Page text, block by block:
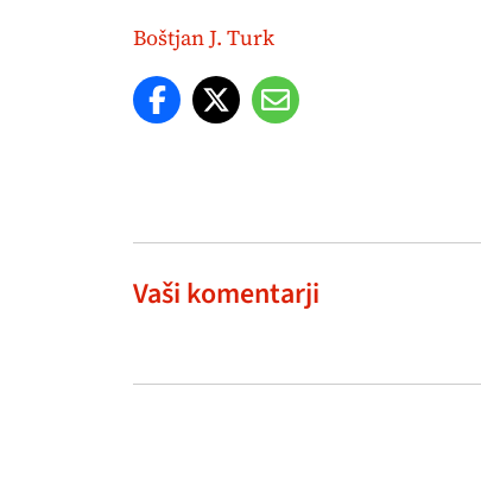
Boštjan J. Turk
Vaši komentarji